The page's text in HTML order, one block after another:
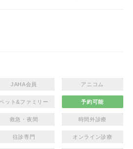
JAHA会員 アニコム
ット&ファミリー 予約可能
救急・夜間 時間外診療
往診専門 オンライン診療